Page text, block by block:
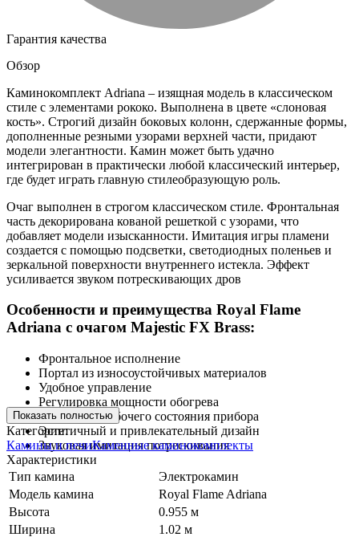
Гарантия качества
Обзор
Каминокомплект Adriana – изящная модель в классическом
стиле с элементами рококо. Выполнена в цвете «слоновая
кость». Строгий дизайн боковых колонн, сдержанные формы,
дополненные резными узорами верхней части, придают
модели элегантности. Камин может быть удачно
интегрирован в практически любой классический интерьер,
где будет играть главную стилеобразующую роль.
Очаг выполнен в строгом классическом стиле. Фронтальная
часть декорирована кованой решеткой с узорами, что
добавляет модели изысканности. Имитация игры пламени
создается с помощью подсветки, светодиодных поленьев и
зеркальной поверхности внутреннего истекла. Эффект
усиливается звуком потрескивающих дров
Особенности и преимущества Royal Flame
Adriana с очагом Majestic FX Brass:
Фронтальное исполнение
Портал из износоустойчивых материалов
Удобное управление
Регулировка мощности обогрева
Индикатор рабочего состояния прибора
Эстетичный и привлекательный дизайн
Звуковая имитация потрескивания
Показать полностью
Категории:
Камины и печиКаменные каминокомплекты
Характеристики
Тип камина
Электрокамин
Модель камина
Royal Flame Adriana
Высота
0.955 м
Ширина
1.02 м